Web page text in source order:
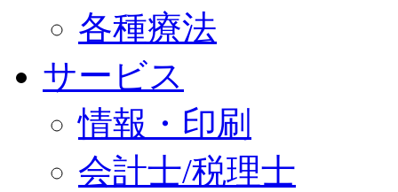
各種療法
サービス
情報・印刷
会計士/税理士